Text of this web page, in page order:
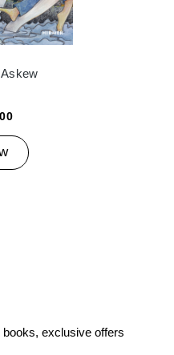
exclusive offers